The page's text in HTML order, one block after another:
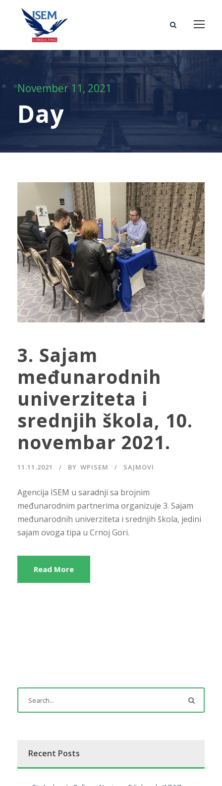
November 11, 2021
Day
3. Sajam
međunarodnih
univerziteta i
srednjih škola, 10.
novembar 2021.
11.11.2021 BY WPISEM SAJMOVI
Agencija ISEM u saradnji sa brojnim
međunarodnim partnerima organizuje 3. Sajam
međunarodnih univerziteta i srednjih škola, jedini
sajam ovoga tipa u Crnoj Gori.
Read More
Recent Posts